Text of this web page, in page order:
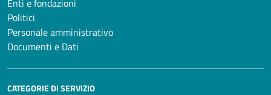
Enti e fondazioni
Politici
Personale amministrativo
Documenti e Dati
CATEGORIE DI SERVIZIO